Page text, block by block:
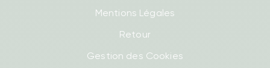
Mentions Légales
Retour
Gestion des Cookies